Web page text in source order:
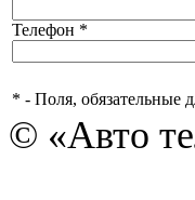
Телефон *
* - Поля, обязательные
© «Авто